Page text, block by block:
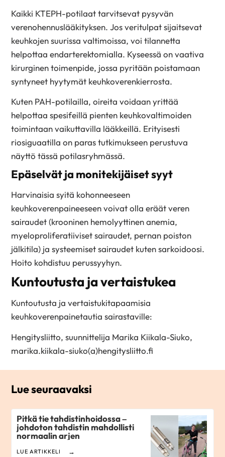
Kaikki KTEPH-potilaat tarvitsevat pysyvän
verenohennuslääkityksen. Jos veritulpat sijaitsevat
keuhkojen suurissa valtimoissa, voi tilannetta
helpottaa endarterektomialla. Kyseessä on vaativa
kirurginen toimenpide, jossa pyritään poistamaan
syntyneet hyytymät keuhkoverenkierrosta.
Kuten PAH-potilailla, oireita voidaan yrittää
helpottaa spesifeillä pienten keuhkovaltimoiden
toimintaan vaikuttavilla lääkkeillä. Erityisesti
riosiguaatilla on paras tutkimukseen perustuva
näyttö tässä potilasryhmässä.
Epäselvät ja monitekijäiset syyt
Harvinaisia syitä kohonneeseen
keuhkoverenpaineeseen voivat olla eräät veren
sairaudet (krooninen hemolyyttinen anemia,
myeloproliferatiiviset sairaudet, pernan poiston
jälkitila) ja systeemiset sairaudet kuten sarkoidoosi.
Hoito kohdistuu perussyyhyn.
Kuntoutusta ja vertaistukea
Kuntoutusta ja vertaistukitapaamisia
keuhkoverenpainetautia sairastaville:
Hengitysliitto, suunnittelija Marika Kiikala-Siuko,
marika.kiikala-siuko(a)hengitysliitto.fi
Lue seuraavaksi
Pitkä tie tahdistinhoidossa –
johdoton tahdistin mahdollisti
normaalin arjen
LUE ARTIKKELI